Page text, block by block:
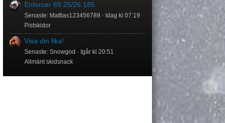
Enforcer 89 25/26 185
Senaste: Mattias123456789
Idag kl 07:19
Pistskidor
Visa din fika!
Senaste: Snowgod
Igår kl 20:51
Allmänt skidsnack